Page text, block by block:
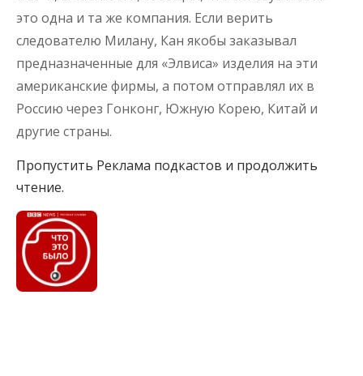
это одна и та же компания. Если верить
следователю Милану, Кан якобы заказывал
предназначенные для «Элвиса» изделия на эти
американские фирмы, а потом отправлял их в
Россию через Гонконг, Южную Корею, Китай и
другие страны.
Пропустить Реклама подкастов и продолжить
чтение.